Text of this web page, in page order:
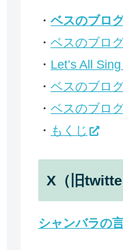
・ ベスのブロ
・ ベスのブロ
・ Let’s All
・ ベスのブロ
・ ベスのブロ
・ もくじ
X（旧
シャンバラの